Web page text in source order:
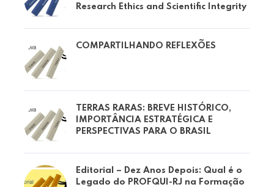
Research Ethics and Scientific Integrity
COMPARTILHANDO REFLEXÕES
TERRAS RARAS: BREVE HISTÓRICO,
IMPORTÂNCIA ESTRATÉGICA E
PERSPECTIVAS PARA O BRASIL
Editorial – Dez Anos Depois: Qual é o
Legado do PROFQUI-RJ na Formação